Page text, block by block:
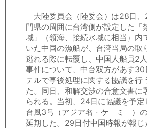
経済ニュース
労務顧問
ＩＴ
飲食店情報
大陸委員会（陸委会）は28日、
門県の周囲に台湾側が設定した「
域」（領海、接続水域に相当）内
いた中国の漁船が、台湾当局の取
逃れる際に転覆し、中国人船員2
事件について、中台双方があす30
テルで事後処理に関する協議を行
た。同日、和解交渉の合意文書に
られる。当初、24日に協議を予定
台風3号（アジア名・ケーミー）
延期した。29日付中国時報が報じ